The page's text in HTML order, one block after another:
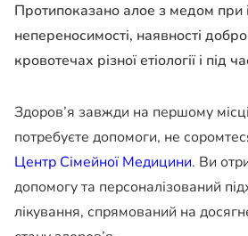
Протипоказано алое з медом при
непереносимості, наявності
кровотечах різної етіології і під
Здоров’я завжди на першому
потребуєте допомоги, не
Центр Сімейної Медицини. Ви
допомогу та персоналізований
лікування, спрямований на